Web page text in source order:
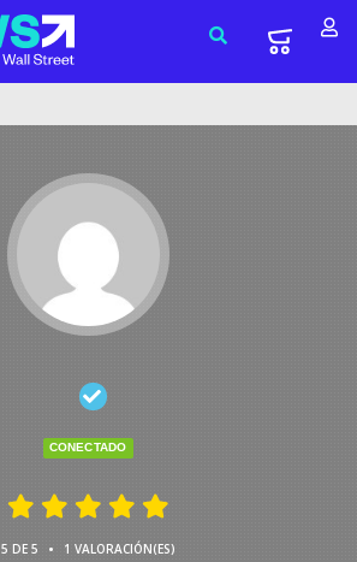
CONECTADO
5 DE 5 • 1 VALORACIÓN(ES)